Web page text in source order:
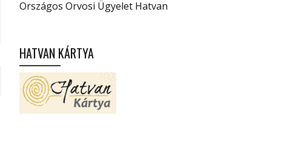
Országos Orvosi Ügyelet Hatvan
HATVAN KÁRTYA